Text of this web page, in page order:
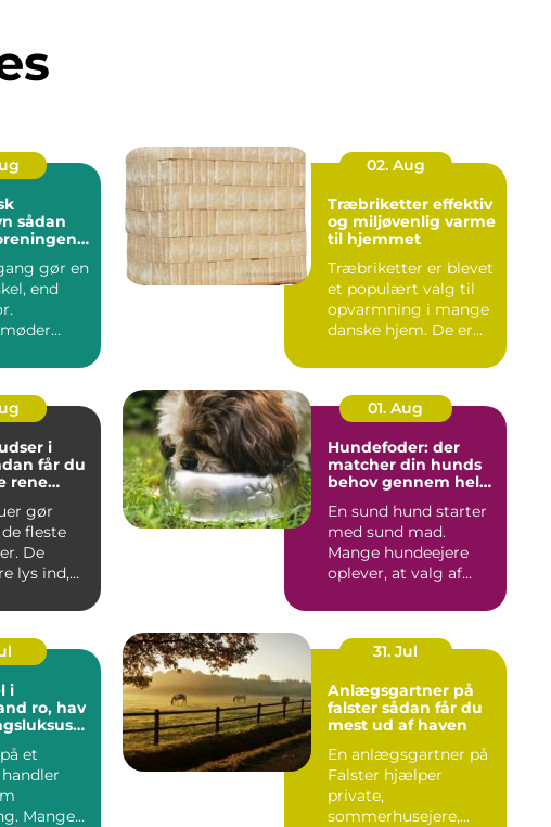
gør en
end
02. Aug
Træbriketter effektiv
og miljøvenlig varme
til hjemmet
Træbriketter er blevet
et populært valg til
opvarmning i mange
danske hjem. De er
i
rene
gør
fleste
De
lys ind,
01. Aug
Hundefoder: der
matcher din hunds
behov gennem hele
En sund hund starter
med sund mad.
Mange hundeejere
oplever, at valg af
...
i
hav
et
Mange
31. Jul
Anlægsgartner på
falster sådan får du
mest ud af haven
En anlægsgartner på
Falster hjælper
private,
sommerhusejere,